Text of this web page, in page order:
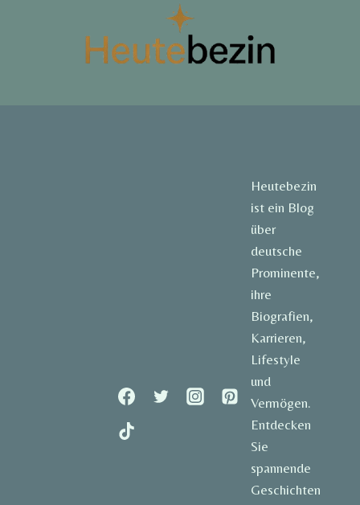
Heutebezin
ist ein Blog
über
deutsche
Prominente,
ihre
Biografien,
Karrieren,
Lifestyle
und
Vermögen.
Entdecken
Sie
spannende
Geschichten